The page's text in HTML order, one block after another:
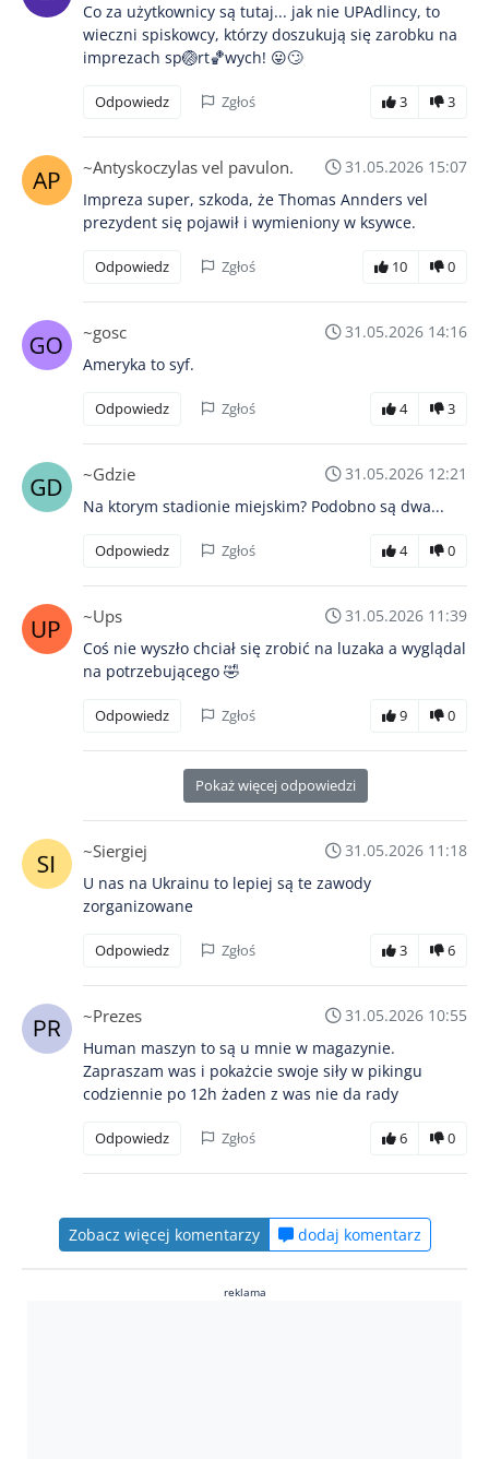
Co za użytkownicy są tutaj... jak nie UPAdlincy, to
wieczni spiskowcy, którzy doszukują się zarobku na
imprezach sp🏐rt🏀wych! 😛🙄
Odpowiedz Zgłoś 3 3
~Antyskoczylas vel pavulon.
31.05.2026 15:07
Impreza super, szkoda, że Thomas Annders vel
prezydent się pojawił i wymieniony w ksywce.
Odpowiedz Zgłoś 10 0
~gosc
31.05.2026 14:16
Ameryka to syf.
Odpowiedz Zgłoś 4 3
~Gdzie
31.05.2026 12:21
Na ktorym stadionie miejskim? Podobno są dwa...
Odpowiedz Zgłoś 4 0
~Ups
31.05.2026 11:39
Coś nie wyszło chciał się zrobić na luzaka a wyglądal
na potrzebującego 🤣
Odpowiedz Zgłoś 9 0
Pokaż więcej odpowiedzi
~Siergiej
31.05.2026 11:18
U nas na Ukrainu to lepiej są te zawody
zorganizowane
Odpowiedz Zgłoś 3 6
~Prezes
31.05.2026 10:55
Human maszyn to są u mnie w magazynie.
Zapraszam was i pokażcie swoje siły w pikingu
codziennie po 12h żaden z was nie da rady
Odpowiedz Zgłoś 6 0
Zobacz więcej komentarzy dodaj komentarz
reklama